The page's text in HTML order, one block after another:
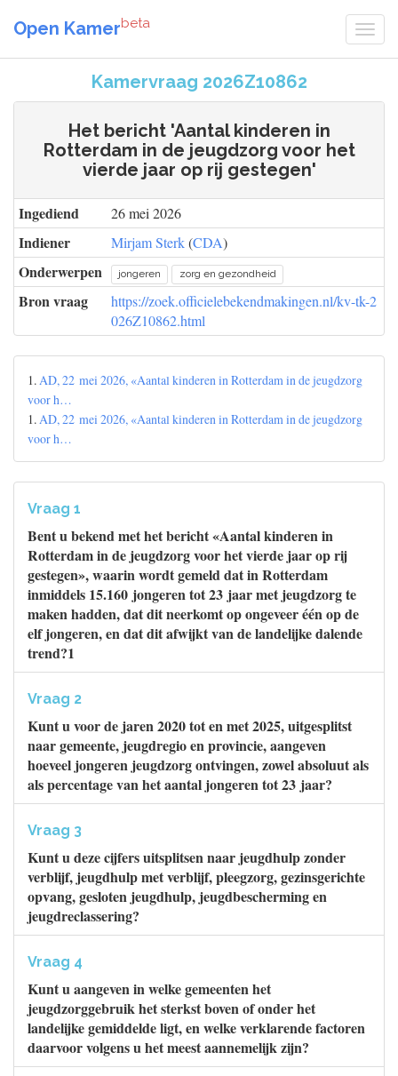
Open Kamerbeta
Kamervraag 2026Z10862
Het bericht 'Aantal kinderen in
Rotterdam in de jeugdzorg voor het
vierde jaar op rij gestegen'
Ingediend 26 mei 2026
Indiener Mirjam Sterk(CDA)
Onderwerpen jongeren zorg en gezondheid
Bron vraag
https://zoek.officielebekendmakingen.nl/kv-tk-2
026Z10862.html
1.AD, 22 mei 2026, «Aantal kinderen in Rotterdam in de jeugdzorg
voor h…
1.AD, 22 mei 2026, «Aantal kinderen in Rotterdam in de jeugdzorg
voor h…
Vraag 1
Bent u bekend met het bericht «Aantal kinderen in
Rotterdam in de jeugdzorg voor het vierde jaar op rij
gestegen», waarin wordt gemeld dat in Rotterdam
inmiddels 15.160 jongeren tot 23 jaar met jeugdzorg te
maken hadden, dat dit neerkomt op ongeveer één op de
elf jongeren, en dat dit afwijkt van de landelijke dalende
trend?1
Vraag 2
Kunt u voor de jaren 2020 tot en met 2025, uitgesplitst
naar gemeente, jeugdregio en provincie, aangeven
hoeveel jongeren jeugdzorg ontvingen, zowel absoluut als
als percentage van het aantal jongeren tot 23 jaar?
Vraag 3
Kunt u deze cijfers uitsplitsen naar jeugdhulp zonder
verblijf, jeugdhulp met verblijf, pleegzorg, gezinsgerichte
opvang, gesloten jeugdhulp, jeugdbescherming en
jeugdreclassering?
Vraag 4
Kunt u aangeven in welke gemeenten het
jeugdzorggebruik het sterkst boven of onder het
landelijke gemiddelde ligt, en welke verklarende factoren
daarvoor volgens u het meest aannemelijk zijn?